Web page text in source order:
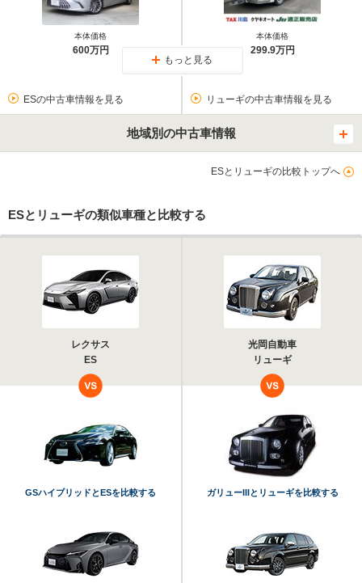
本体価格
600万円
本体価格
299.9万円
もっと見る
ESの中古車情報を見る リューギの中古車情報を見る
地域別の中古車情報
ESとリューギの比較トップへ
ESとリューギの類似車種と比較する
レクサス
ES
光岡自動車
リューギ
GSハイブリッドとESを比較する ガリューIIIとリューギを比較する